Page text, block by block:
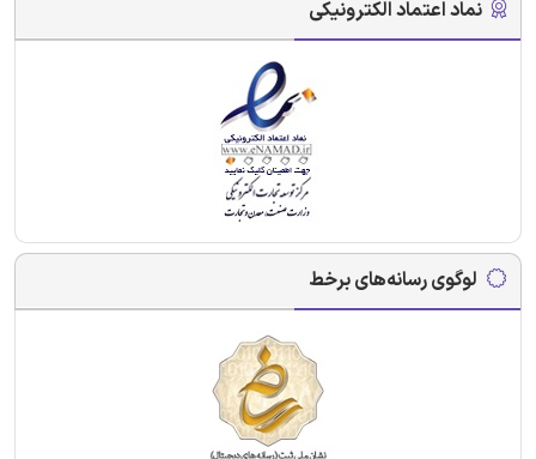
نماد اعتماد الکترونیکی
لوگوی رسانه‌های برخط